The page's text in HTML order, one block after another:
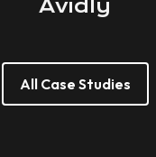
Avidly
All Case Studies